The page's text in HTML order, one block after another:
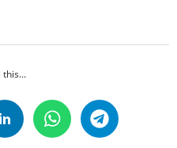
this...